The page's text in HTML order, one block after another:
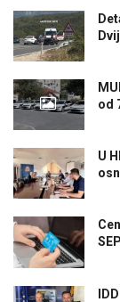
od
U